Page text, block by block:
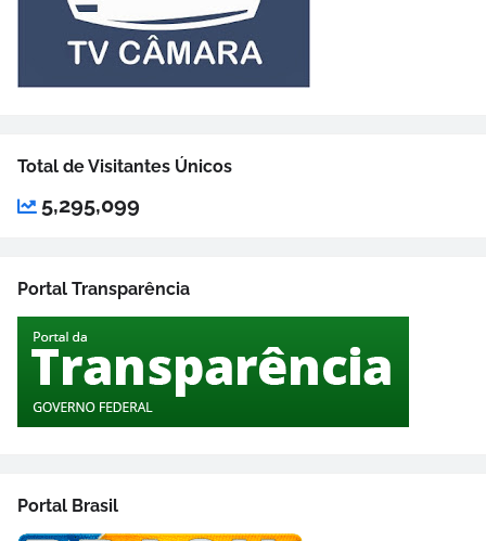
Total de Visitantes Únicos
5,295,099
Portal Transparência
Portal Brasil